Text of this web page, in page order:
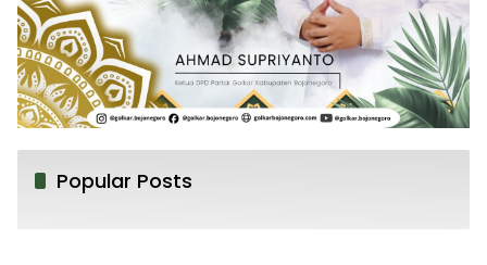
Popular Posts